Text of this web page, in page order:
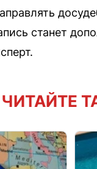
станет
ЧИТАЙТЕ